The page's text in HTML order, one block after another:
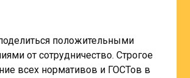
положительными
от сотрудничество. Строгое
всех нормативов и ГОСТов в